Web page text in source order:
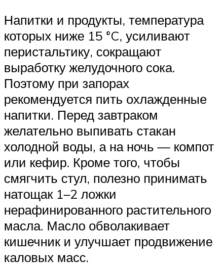
Напитки и продукты, температура
которых ниже 15 °C, усиливают
перистальтику, сокращают
выработку желудочного сока.
Поэтому при запорах
рекомендуется пить охлажденные
напитки. Перед завтраком
желательно выпивать стакан
холодной воды, а на ночь — компот
или кефир. Кроме того, чтобы
смягчить стул, полезно принимать
натощак 1–2 ложки
нерафинированного растительного
масла. Масло обволакивает
кишечник и улучшает продвижение
каловых масс.